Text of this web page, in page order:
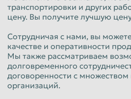
транспортировки и других
цену. Вы получите лучшую
Сотрудничая с нами, вы
качестве и оперативности
Мы также рассматриваем
долговременного
договоренности с
организаций.